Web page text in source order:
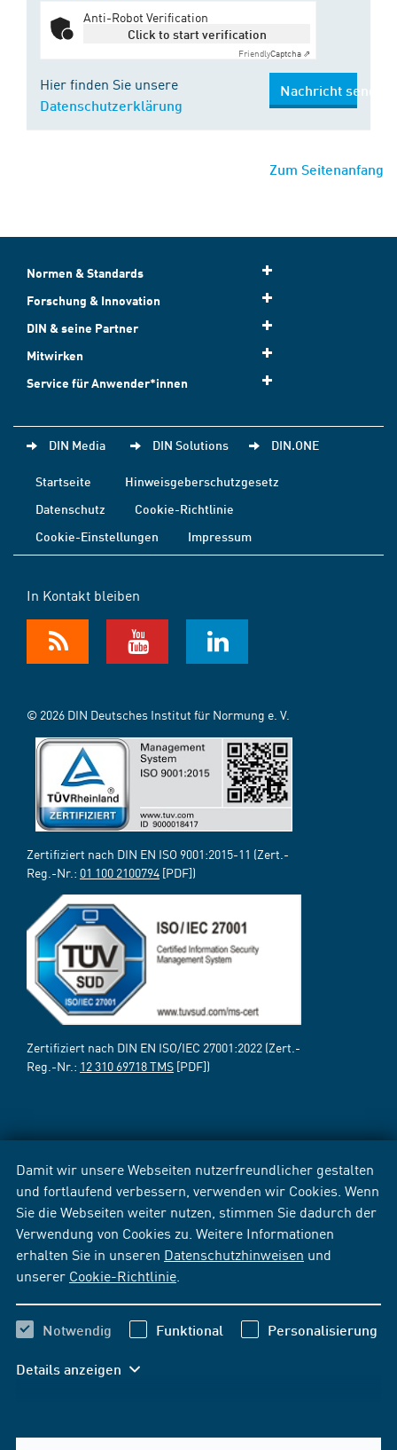
Damit wir unsere Webseiten nutzerfreundlicher gestalten
und fortlaufend verbessern, verwenden wir Cookies. Wenn
Sie die Webseiten weiter nutzen, stimmen Sie dadurch der
Verwendung von Cookies zu. Weitere Informationen
erhalten Sie in unseren Datenschutzhinweisen und
unserer Cookie-Richtlinie
Notwendig Funktional Personalisierung
Details anzeigen
Anti-Robot Verification
Click to start verification
FriendlyCaptcha ⇗
Hier finden Sie unsere
Datenschutzerklärung
Nachricht senden
Zum Seitenanfang
Normen & Standards
Forschung & Innovation
DIN & seine Partner
Mitwirken
Service für Anwender*innen
DIN Media DIN Solutions DIN.ONE
Startseite
Hinweisgeberschutzgesetz
Datenschutz
Cookie-Richtlinie
Cookie-Einstellungen
Impressum
In Kontakt bleiben
© 2026 DIN Deutsches Institut für Normung e. V.
Zertifiziert nach DIN EN ISO 9001:2015-11 (Zert.-
Reg.-Nr.: 01 100 2100794 [PDF])
Zertifiziert nach DIN EN ISO/IEC 27001:2022 (Zert.-
Reg.-Nr.: 12 310 69718 TMS [PDF])